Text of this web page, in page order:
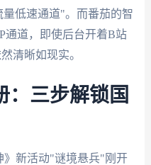
低速通道"。而番茄的智
通道，即使后台开着B站
清晰如现实。
：三步解锁国
》新活动"谜境悬兵"刚开